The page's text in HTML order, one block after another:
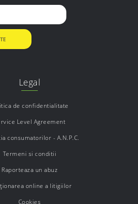
Legal
de confidentialitate
Level Agreement
consumatorilor - A.N.P.C.
Termeni si conditii
Raporteaza un abuz
online a litigiilor
Cookies